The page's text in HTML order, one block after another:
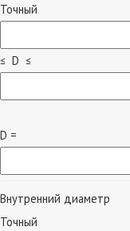
Точный
≤ D ≤
D =
Внутренний диаметр
Точный